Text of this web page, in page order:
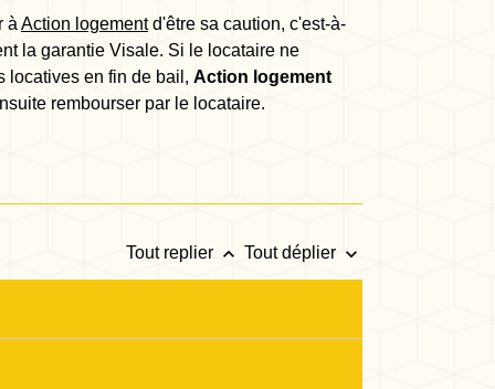
à Action logementd'être sa caution, c'est-à-
la garantie Visale. Si le locataire ne
locatives en fin de bail, Action logement
rembourser par le locataire.
Tout replier keyboard_arrow_up Tout déplier keyboard_arrow_down